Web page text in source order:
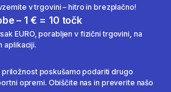
v trgovini – hitro in brezplačno!
– 1 € = 10 točk
EURO, porabljen v fizični trgovini, na
aplikaciji.
poskušamo podariti drugo
opremi. Obiščite nas in preverite našo